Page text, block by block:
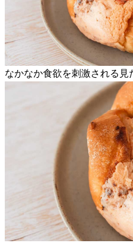
なかなか食欲を刺激される見